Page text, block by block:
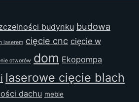
budynku budowa
laserem cięcie cnc cięcie w
otworów dom Ekopompa
laserowe cięcie blach
dachu meble